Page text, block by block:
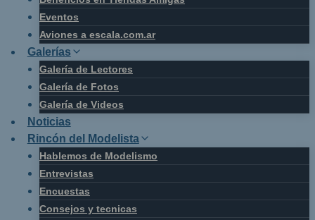
Eventos
Aviones a escala.com.ar
Galerías
Galería de Lectores
Galería de Fotos
Galería de Videos
Noticias
Rincón del Modelista
Hablemos de Modelismo
Entrevistas
Encuestas
Consejos y tecnicas